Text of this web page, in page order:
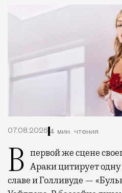
07.08.2026 4 мин. чтения
В первой же сцене своего нового фильма Грегг Араки цитирует
славе и Голливуде —